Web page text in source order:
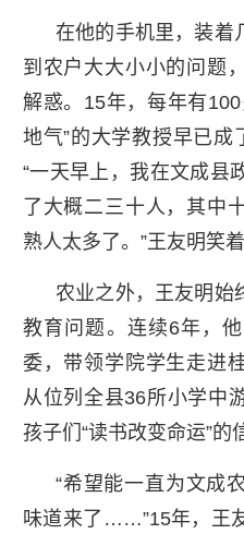
在他的手机里，装着
到农户大大小小的问题
解惑。15年，每年有
地气”的大学教授早已成
“一天早上，我在文成县
了大概二三十人，其中
熟人太多了。”王友明笑着
农业之外，王友明始
教育问题。连续6年，
委，带领学院学生走进
从位列全县36所小学中
孩子们“读书改变命运”的
“希望能一直为文成
味道来了……”15年，王